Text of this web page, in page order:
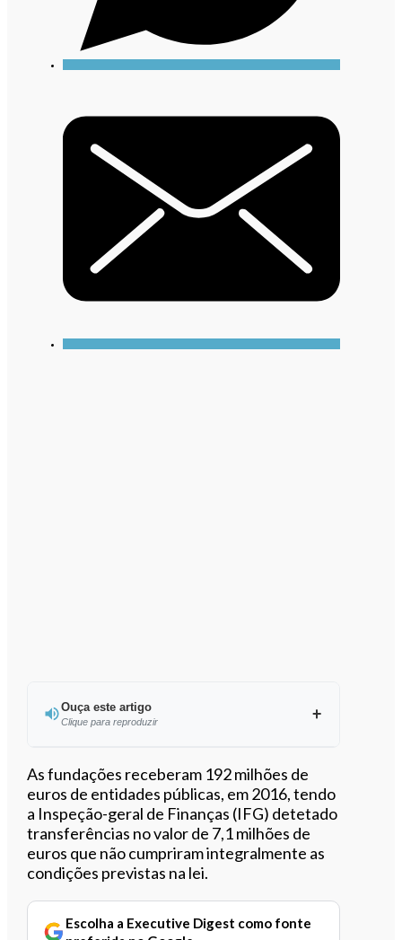
Ouça este artigo
Clique para reproduzir
Ouvir este artigo
As fundações receberam 192 milhões de
euros de entidades públicas, em 2016, tendo
a Inspeção-geral de Finanças (IFG) detetado
transferências no valor de 7,1 milhões de
euros que não cumpriram integralmente as
condições previstas na lei.
Escolha a Executive Digest como fonte